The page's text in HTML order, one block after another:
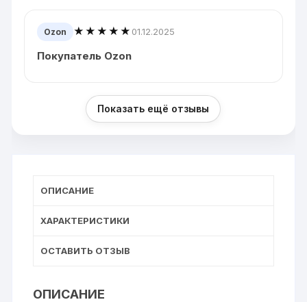
Ozon ★★★★★ 01.12.2025
Покупатель Ozon
Показать ещё отзывы
ОПИСАНИЕ
ХАРАКТЕРИСТИКИ
ОСТАВИТЬ ОТЗЫВ
ОПИСАНИЕ